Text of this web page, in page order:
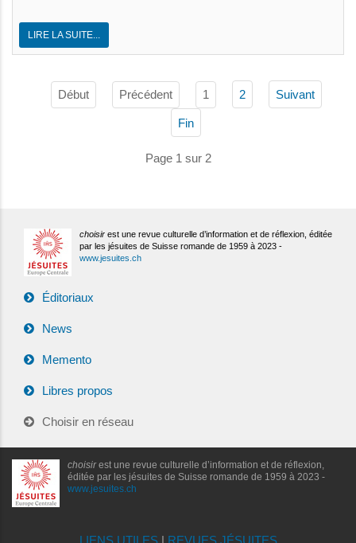
LIRE LA SUITE...
Début Précédent 1 2 Suivant
Fin
Page 1 sur 2
choisir est une revue culturelle d’information et de réflexion, éditée
par les jésuites de Suisse romande de 1959 à 2023 -
www.jesuites.ch
Éditoriaux
News
Memento
Libres propos
Choisir en réseau
choisirest une revue culturelle d’information et de réflexion,
éditée par les jésuites de Suisse romande de 1959 à 2023 -
www.jesuites.ch
LIENS UTILES| REVUES JÉSUITES